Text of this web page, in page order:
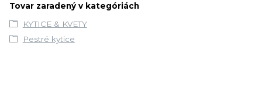
Tovar zaradený v kategóriách
KYTICE & KVETY
Pestré kytice